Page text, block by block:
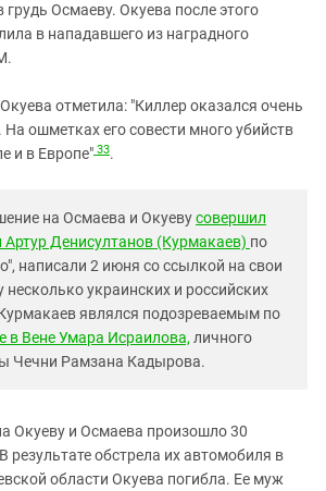
грудь Осмаеву. Окуева после этого
в нападавшего из наградного
отметила: "Киллер оказался очень
ошметках его совести много убийств
и в Европе" 33.
на Осмаева и Окуевусовершил
Денисултанов (Курмакаев) по
написали 2 июня со ссылкой на свои
несколько украинских и российских
являлся подозреваемым по
в Вене Умара Исраилова, личного
Чечни Рамзана Кадырова.
Окуеву и Осмаева произошло 30
результате обстрела их автомобиля в
области Окуева погибла. Ее муж